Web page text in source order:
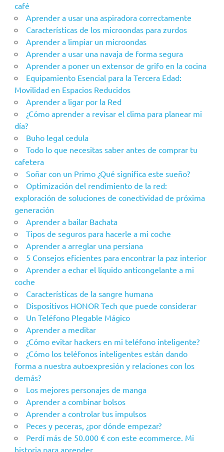
café
Aprender a usar una aspiradora correctamente
Características de los microondas para zurdos
Aprender a limpiar un microondas
Aprender a usar una navaja de forma segura
Aprender a poner un extensor de grifo en la cocina
Equipamiento Esencial para la Tercera Edad:
Movilidad en Espacios Reducidos
Aprender a ligar por la Red
¿Cómo aprender a revisar el clima para planear mi
día?
Buho legal cedula
Todo lo que necesitas saber antes de comprar tu
cafetera
Soñar con un Primo ¿Qué significa este sueño?
Optimización del rendimiento de la red:
exploración de soluciones de conectividad de próxima
generación
Aprender a bailar Bachata
Tipos de seguros para hacerle a mi coche
Aprender a arreglar una persiana
5 Consejos eficientes para encontrar la paz interior
Aprender a echar el líquido anticongelante a mi
coche
Características de la sangre humana
Dispositivos HONOR Tech que puede considerar
Un Teléfono Plegable Mágico
Aprender a meditar
¿Cómo evitar hackers en mi teléfono inteligente?
¿Cómo los teléfonos inteligentes están dando
forma a nuestra autoexpresión y relaciones con los
demás?
Los mejores personajes de manga
Aprender a combinar bolsos
Aprender a controlar tus impulsos
Peces y peceras, ¿por dónde empezar?
Perdí más de 50.000 € con este ecommerce. Mi
historia para aprender